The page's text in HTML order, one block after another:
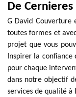
De Cernieres
G David Couverture
toutes formes et
projet que vous
Inspirer la
pour chaque
dans notre objectif
services de qualité à